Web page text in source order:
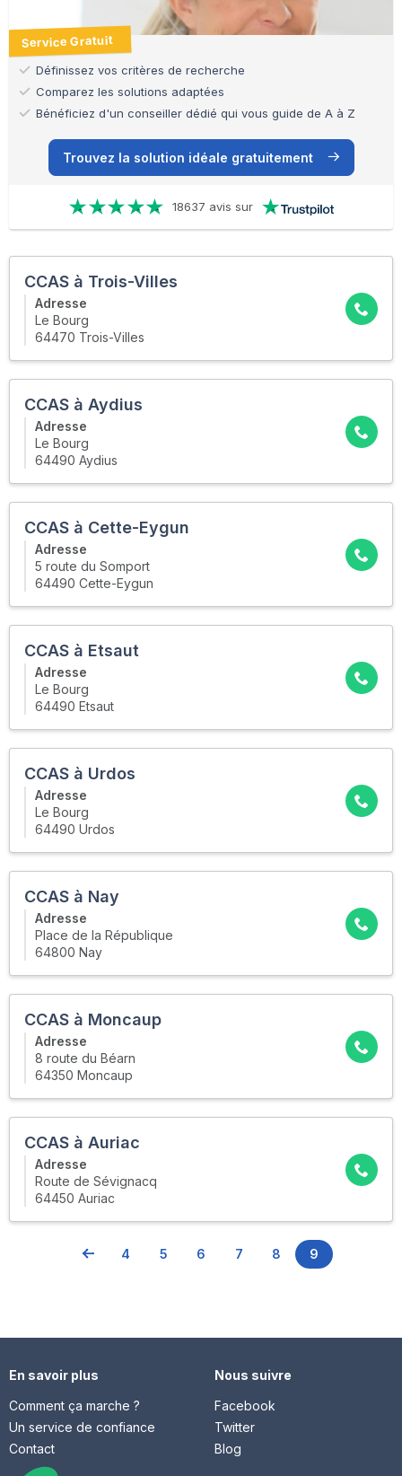
Service Gratuit
Définissez vos critères de recherche
Comparez les solutions adaptées
Bénéficiez d'un conseiller dédié qui vous guide de A à Z
Trouvez la solution idéale gratuitement
18637 avis sur
CCAS à Trois-Villes
Adresse
Le Bourg
64470 Trois-Villes
CCAS à Aydius
Adresse
Le Bourg
64490 Aydius
CCAS à Cette-Eygun
Adresse
5 route du Somport
64490 Cette-Eygun
CCAS à Etsaut
Adresse
Le Bourg
64490 Etsaut
CCAS à Urdos
Adresse
Le Bourg
64490 Urdos
CCAS à Nay
Adresse
Place de la République
64800 Nay
CCAS à Moncaup
Adresse
8 route du Béarn
64350 Moncaup
CCAS à Auriac
Adresse
Route de Sévignacq
64450 Auriac
4 5 6 7 8 9
En savoir plus
Comment ça marche ?
Un service de confiance
Contact
Nous suivre
Facebook
Twitter
Blog